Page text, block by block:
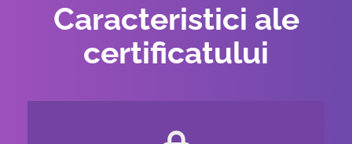
Caracteristici ale
certificatului